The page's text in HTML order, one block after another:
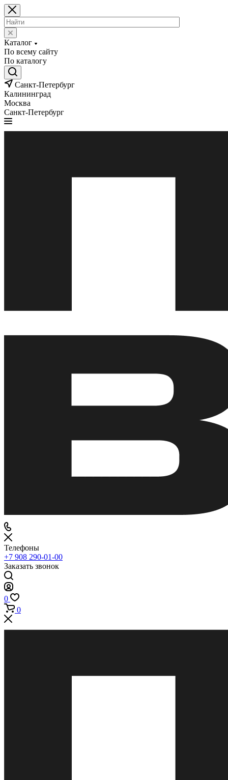
Каталог
По всему сайту
По каталогу
Санкт-Петербург
Калининград
Москва
Санкт-Петербург
Телефоны
+7 908 290-01-00
Заказать звонок
0
0